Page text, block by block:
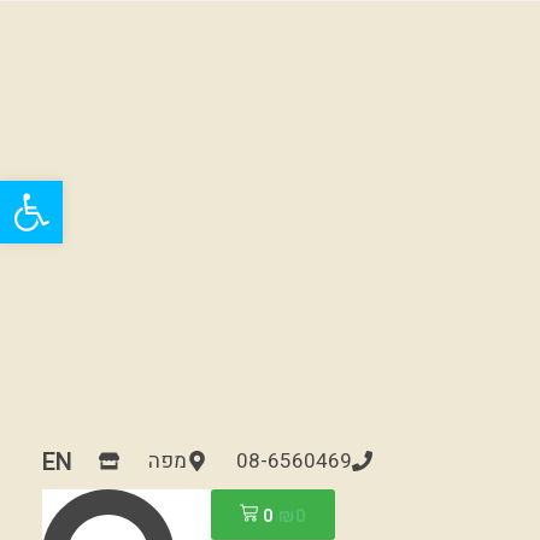
08-6560469 מפה EN
₪0
0